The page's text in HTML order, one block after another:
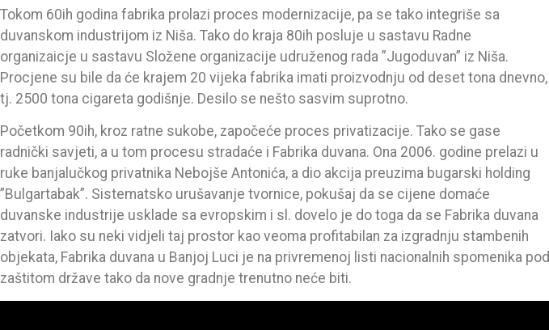
Tokom 60ih godina fabrika prolazi proces modernizacije, pa se tako integriše sa
duvanskom industrijom iz Niša. Tako do kraja 80ih posluje u sastavu Radne
organizaicje u sastavu Složene organizacije udruženog rada ”Jugoduvan” iz Niša.
Procjene su bile da će krajem 20 vijeka fabrika imati proizvodnju od deset tona dnevno,
tj. 2500 tona cigareta godišnje. Desilo se nešto sasvim suprotno.
Početkom 90ih, kroz ratne sukobe, započeće proces privatizacije. Tako se gase
radnički savjeti, a u tom procesu stradaće i Fabrika duvana. Ona 2006. godine prelazi u
ruke banjalučkog privatnika Nebojše Antonića, a dio akcija preuzima bugarski holding
”Bulgartabak”. Sistematsko urušavanje tvornice, pokušaj da se cijene domaće
duvanske industrije usklade sa evropskim i sl. dovelo je do toga da se Fabrika duvana
zatvori. Iako su neki vidjeli taj prostor kao veoma profitabilan za izgradnju stambenih
objekata, Fabrika duvana u Banjoj Luci je na privremenoj listi nacionalnih spomenika pod
zaštitom države tako da nove gradnje trenutno neće biti.